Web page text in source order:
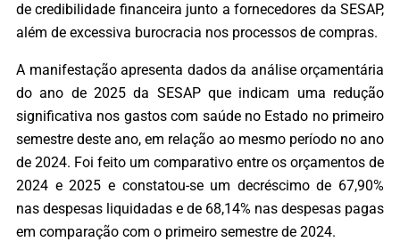
de credibilidade financeira junto a fornecedores da SESAP,
além de excessiva burocracia nos processos de compras.
A manifestação apresenta dados da análise orçamentária
do ano de 2025 da SESAP que indicam uma redução
significativa nos gastos com saúde no Estado no primeiro
semestre deste ano, em relação ao mesmo período no ano
de 2024. Foi feito um comparativo entre os orçamentos de
2024 e 2025 e constatou-se um decréscimo de 67,90%
nas despesas liquidadas e de 68,14% nas despesas pagas
em comparação com o primeiro semestre de 2024.